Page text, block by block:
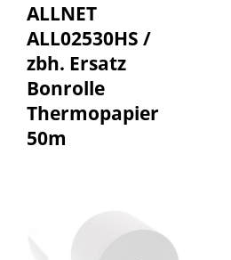
ALLNET
ALL02530HS /
zbh. Ersatz
Bonrolle
Thermopapier
50m